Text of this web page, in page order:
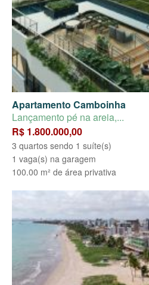
Apartamento Camboinha
Lançamento pé na areia,...
R$ 1.800.000,00
3 quartos sendo 1 suíte(s)
1 vaga(s) na garagem
100.00 m² de área privativa